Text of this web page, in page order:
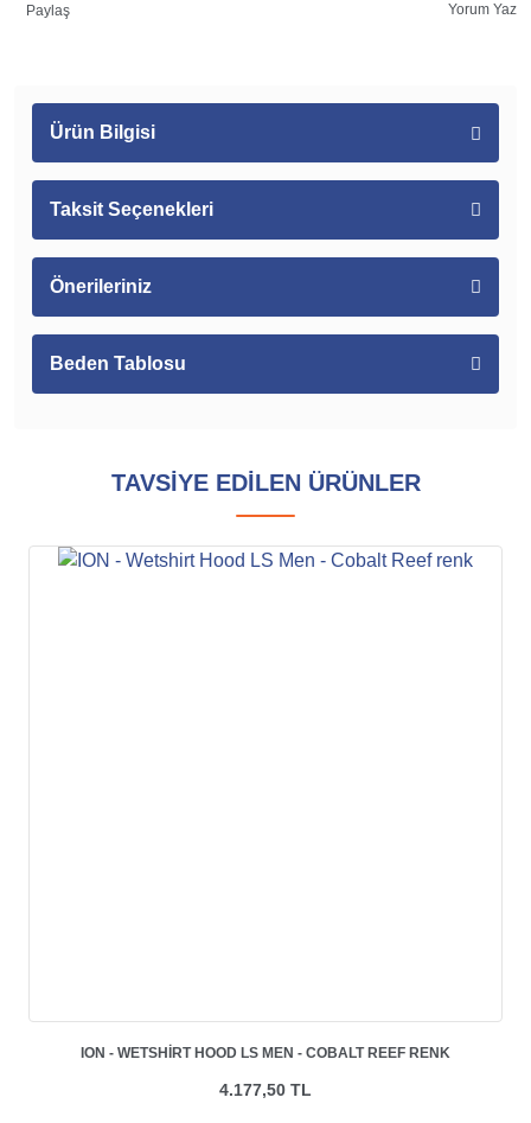
Paylaş Yorum Yaz
Ürün Bilgisi
Taksit Seçenekleri
Önerileriniz
Beden Tablosu
TAVSİYE EDİLEN ÜRÜNLER
ION - WETSHIRT HOOD LS MEN - COBALT REEF RENK
4.177,50 TL